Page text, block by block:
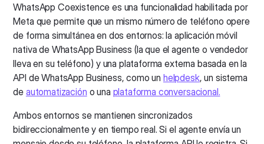
WhatsApp Coexistence es una funcionalidad habilitada por
Meta que permite que un mismo número de teléfono opere
de forma simultánea en dos entornos: la aplicación móvil
nativa de WhatsApp Business (la que el agente o vendedor
lleva en su teléfono) y una plataforma externa basada en la
API de WhatsApp Business, como un helpdesk, un sistema
de automatización o una plataforma conversacional.
Ambos entornos se mantienen sincronizados
bidireccionalmente y en tiempo real. Si el agente envía un